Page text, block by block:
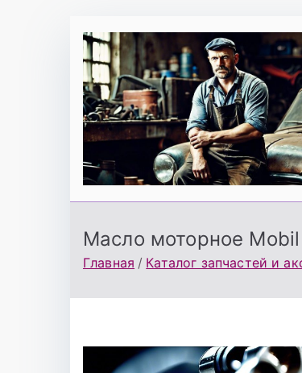
содержимому
Масло моторное
Главная Каталог запчастей и